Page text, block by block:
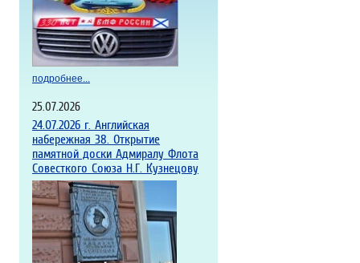
подробнее...
25.07.2026
24.07.2026 г. Английская
набережная 38. Открытие
памятной доски Адмиралу Флота
Совесткого Союза Н.Г. Кузнецову